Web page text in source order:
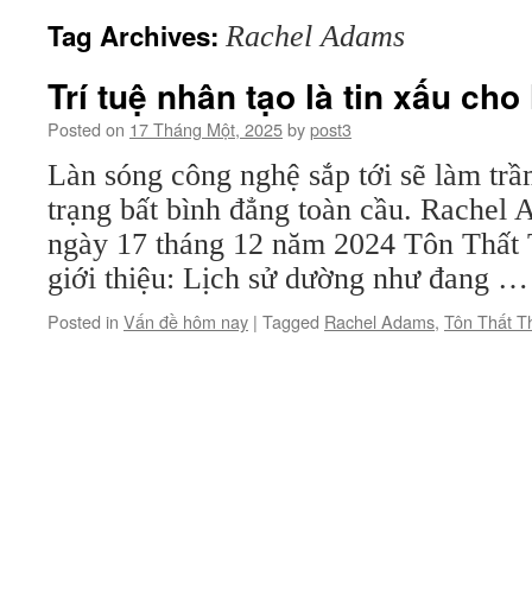
Tag Archives: Rachel Adams
Trí tuệ nhân tạo là tin xấu cho
Posted on 17 Tháng Một, 2025bypost3
Làn sóng công nghệ sắp tới sẽ làm
trạng bất bình đẳng toàn cầu. Rachel
ngày 17 tháng 12 năm 2024 Tôn
giới thiệu: Lịch sử dường như đang
Posted in Vấn đề hôm nay | Tagged Rachel Adams, Tôn Thất